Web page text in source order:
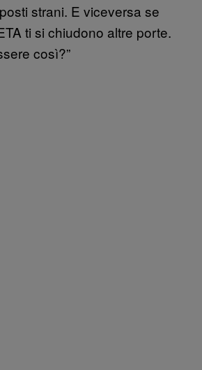
strani. E viceversa se
ti si chiudono altre porte.
così?”